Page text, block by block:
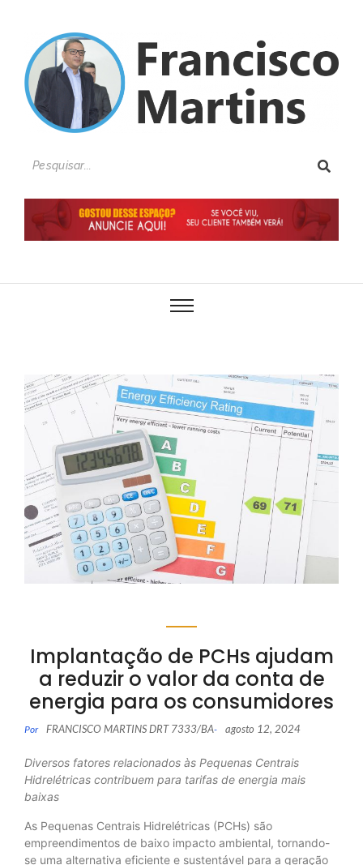
Implantação de PCHs ajudam
a reduzir o valor da conta de
energia para os consumidores
Por FRANCISCO MARTINS DRT 7333/BA- agosto 12, 2024
Diversos fatores relacionados às Pequenas Centrais
Hidrelétricas contribuem para tarifas de energia mais
baixas
As Pequenas Centrais Hidrelétricas (PCHs) são
empreendimentos de baixo impacto ambiental, tornando-
se uma alternativa eficiente e sustentável para a geração